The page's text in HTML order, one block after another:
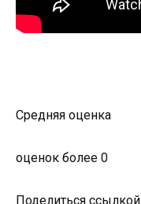
Средняя оценка
оценок более 0
Поделиться ссылкой